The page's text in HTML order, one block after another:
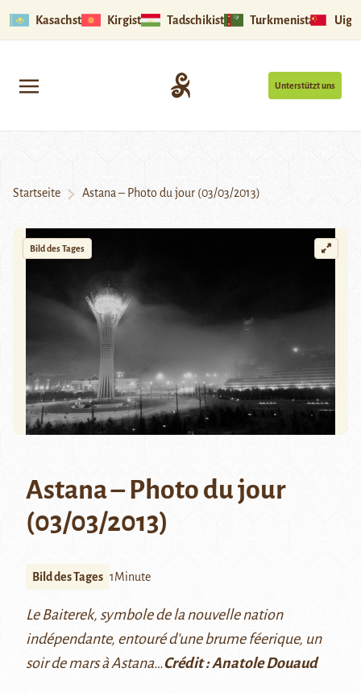
Kasachstan Kirgistan Tadschikistan Turkmenistan
Unterstützt uns
Startseite Astana – Photo du jour (03/03/2013)
Bild des Tages
Astana – Photo du jour
(03/03/2013)
Bild des Tages 1Minute
Le Baiterek, symbole de la nouvelle nation
indépendante, entouré d'une brume féerique, un
soir de mars à Astana…Crédit : Anatole Douaud